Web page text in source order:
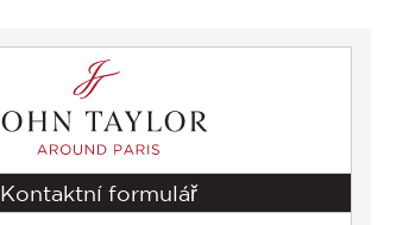
Kontaktní formulář